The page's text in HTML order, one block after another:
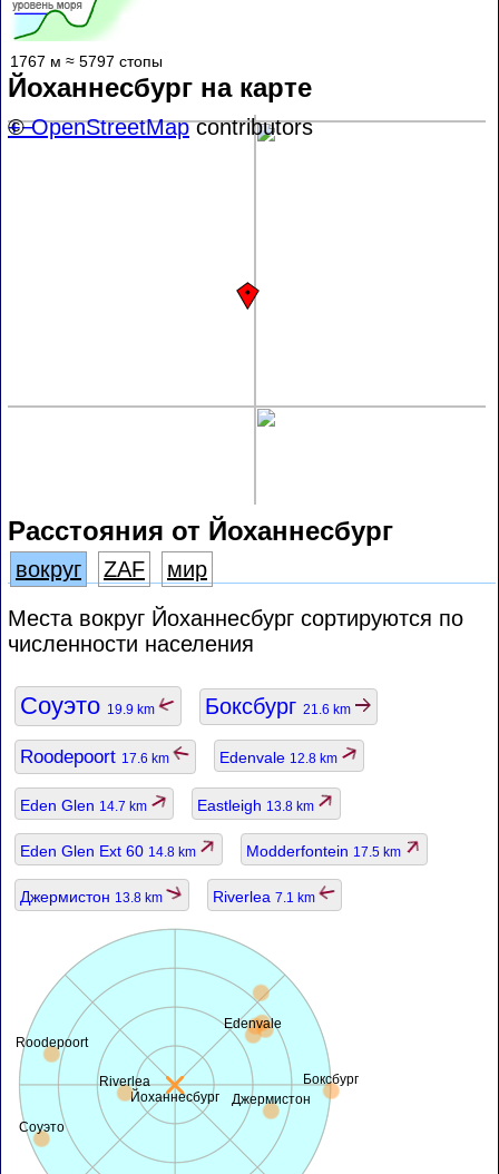
1767 м ≈ 5797 стопы
Йоханнесбург на карте
+−
©OpenStreetMapcontributors
Расстояния от Йоханнесбург
вокруг ZAF
мир
Места вокруг Йоханнесбург сортируются по
численности населения
Соуэто 19.9 km Боксбург 21.6 km
Roodepoort 17.6 km Edenvale 12.8 km
Eden Glen 14.7 km Eastleigh 13.8 km
Eden Glen Ext 60 14.8 km Modderfontein 17.5 km
Джермистон 13.8 km Riverlea 7.1 km
Йоханнесбург
Соуэто
Боксбург
Roodepoort
Edenvale
Джермистон
Riverlea